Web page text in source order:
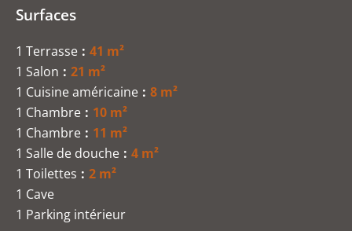
Surfaces
1 Terrasse
41 m²
1 Salon
21 m²
1 Cuisine américaine
8 m²
1 Chambre
10 m²
1 Chambre
11 m²
1 Salle de douche
4 m²
1 Toilettes
2 m²
1 Cave
1 Parking intérieur